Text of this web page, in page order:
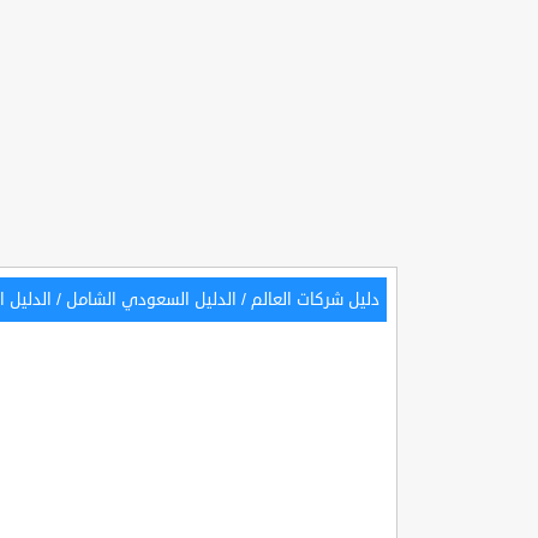
دليل شركات العالم / الدليل السعودي الشامل /